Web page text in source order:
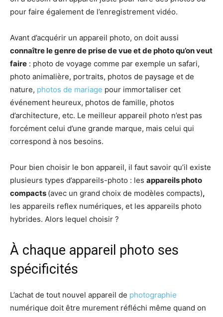
pour faire également de l’enregistrement vidéo.
Avant d’acquérir un appareil photo, on doit aussi
connaître le genre de prise de vue et de photo qu’on veut
faire : photo de voyage comme par exemple un safari,
photo animalière, portraits, photos de paysage et de
nature, photos de mariage pour immortaliser cet
événement heureux, photos de famille, photos
d’architecture, etc. Le meilleur appareil photo n’est pas
forcément celui d’une grande marque, mais celui qui
correspond à nos besoins.
Pour bien choisir le bon appareil, il faut savoir qu’il existe
plusieurs types d’appareils-photo : les appareils photo
compacts (avec un grand choix de modèles compacts),
les appareils reflex numériques, et les appareils photo
hybrides. Alors lequel choisir ?
À chaque appareil photo ses
spécificités
L’achat de tout nouvel appareil de photographie
numérique doit être murement réfléchi même quand on